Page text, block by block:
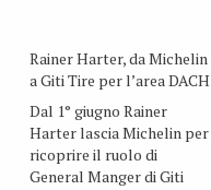
marchio GT Radial e
Primewell. Presso lo
Padiglione 11, GT Radial
dedica particolare
attenzione – oltre…
Rainer Harter, da Michelin
a Giti Tire per l’area DACH
Dal 1° giugno Rainer
Harter lascia Michelin per
ricoprire il ruolo di
General Manger di Giti